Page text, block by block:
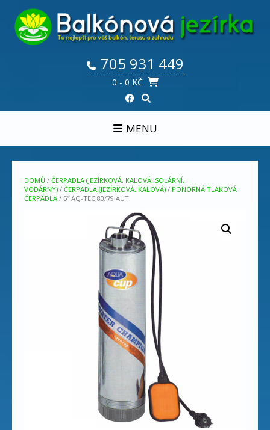
content
705 931 449
0 - 0 KČ
MENU
DOMŮ / ČERPADLA (JEZÍRKOVÁ, KALOVÁ, SOLÁRNÍ,
VODÁRNY) / ČERPADLA (JEZÍRKOVÁ, KALOVÁ) / PONORNÁ TLAKOVÁ
ČERPADLA / 5″ AQ-TEC 80/79 AUT